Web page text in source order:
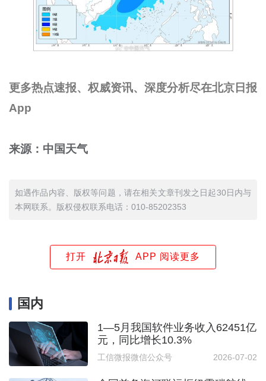
更多热点速报、权威资讯、深度分析尽在北京日报
App
来源：中国天气
如遇作品内容、版权等问题，请在相关文章刊发之日起30日内与
本网联系。版权侵权联系电话：010-85202353
打开 APP 阅读更多
国内
1—5月我国软件业务收入62451亿
元，同比增长10.3%
工信微报微信公众号 2026-07-02